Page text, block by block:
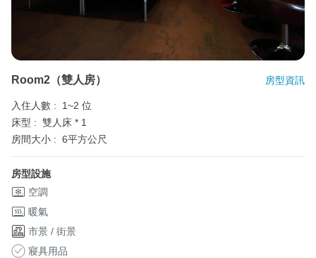
Room2（雙人房） 房型資訊
入住人數 :
1~2 位
床型 : 雙人床 * 1
房間大小 : 6平方公尺
房型設施
空調
暖氣
市景 / 街景
寢具用品